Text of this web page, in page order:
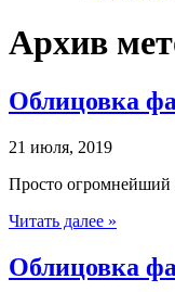
Архив
Облицовка
21 июля, 2019
Просто огромнейший
Читать далее »
Облицовка